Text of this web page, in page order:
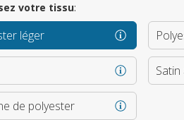
votre tissu:
léger
de polyester